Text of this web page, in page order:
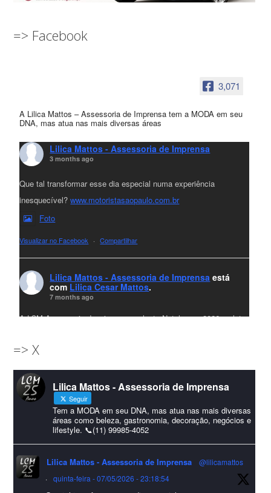
=> Facebook
3,071
A Lilica Mattos – Assessoria de Imprensa tem a MODA em seu
DNA, mas atua nas mais diversas áreas
Lilica Mattos - Assessoria de Imprensa
3 months ago
Que tal transformar esse dia especial numa experiência
inesquecível?www.motoristasaopaulo.com.br
Foto
Visualizar no Facebook · Compartilhar
Lilica Mattos - Assessoria de Imprensa está
com Lilica Cesar Mattos.
7 months ago
A LCM Assessoria deseja um excelente Natal e um 2026 repleto
amigos que sempre nos acompanham!🎄✨🥂❤️
#lcmassessoriassessoria#natal #merrychristmas #felizanonovo
#HappyNewYear
Foto
Visualizar no Facebook · Compartilhar
Lilica Mattos - Assessoria de Imprensa
9 months ago
=> X
Lilica Mattos - Assessoria de Imprensa
Seguir
Tem a MODA em seu DNA, mas atua nas mais diversas
áreas como beleza, gastronomia, decoração, negócios e
lifestyle. 📞(11) 99985-4052
Lilica Mattos - Assessoria de Imprensa
@lilicamattos
·
quinta-feira - 07/05/2026 - 23:18:54